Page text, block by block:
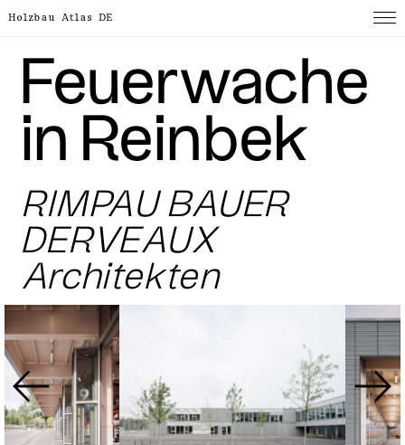
Holzbau Atlas DE
Feuer­wache
in Reinbek
RIMPAU BAUER
DERVEAUX
Architekten